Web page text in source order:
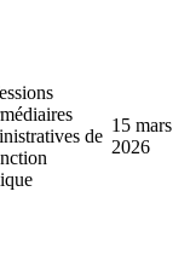
de
15 mars
2026